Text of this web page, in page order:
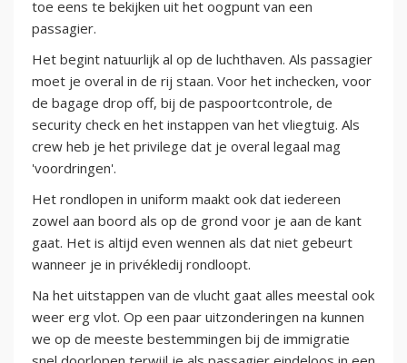
toe eens te bekijken uit het oogpunt van een
passagier.
Het begint natuurlijk al op de luchthaven. Als passagier
moet je overal in de rij staan. Voor het inchecken, voor
de bagage drop off, bij de paspoortcontrole, de
security check en het instappen van het vliegtuig. Als
crew heb je het privilege dat je overal legaal mag
'voordringen'.
Het rondlopen in uniform maakt ook dat iedereen
zowel aan boord als op de grond voor je aan de kant
gaat. Het is altijd even wennen als dat niet gebeurt
wanneer je in privékledij rondloopt.
Na het uitstappen van de vlucht gaat alles meestal ook
weer erg vlot. Op een paar uitzonderingen na kunnen
we op de meeste bestemmingen bij de immigratie